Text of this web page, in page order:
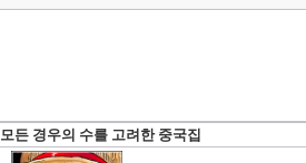
모든 경우의 수를 고려한 중국집